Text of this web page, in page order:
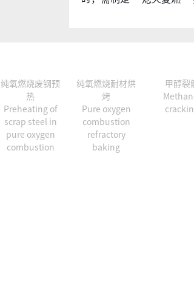
纯氧燃烧废钢预
热
Preheating of
scrap steel in
pure oxygen
combustion
纯氧燃烧耐材烘
烤
Pure oxygen
combustion
refractory
baking
甲醇裂